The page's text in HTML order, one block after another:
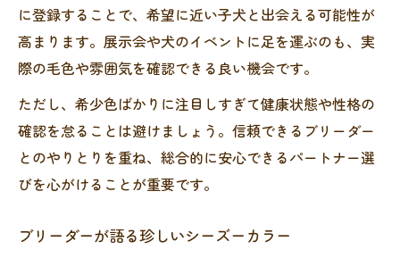
に登録することで、希望に近い子犬と出会える可能性が
高まります。展示会や犬のイベントに足を運ぶのも、実
際の毛色や雰囲気を確認できる良い機会です。
ただし、希少色ばかりに注目しすぎて健康状態や性格の
確認を怠ることは避けましょう。信頼できるブリーダー
とのやりとりを重ね、総合的に安心できるパートナー選
びを心がけることが重要です。
ブリーダーが語る珍しいシーズーカラー